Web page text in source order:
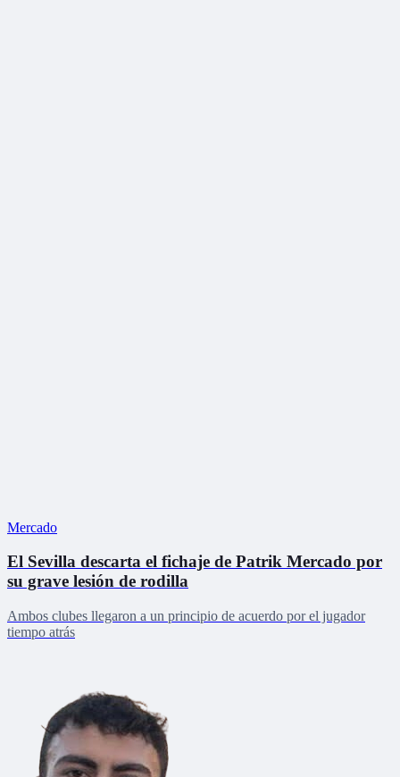
Mercado
El Sevilla descarta el fichaje de Patrik Mercado por
su grave lesión de rodilla
Ambos clubes llegaron a un principio de acuerdo por el jugador
tiempo atrás